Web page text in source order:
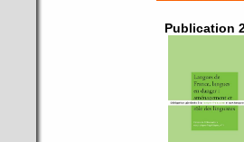
Publication